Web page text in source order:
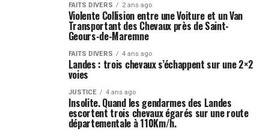
FAITS DIVERS 2 ans ago
Violente Collision entre une Voiture et un Van
Transportant des Chevaux près de Saint-
Geours-de-Maremne
FAITS DIVERS 4 ans ago
Landes : trois chevaux s’échappent sur une 2×2
voies
JUSTICE 4 ans ago
Insolite. Quand les gendarmes des Landes
escortent trois chevaux égarés sur une route
départementale à 110Km/h.